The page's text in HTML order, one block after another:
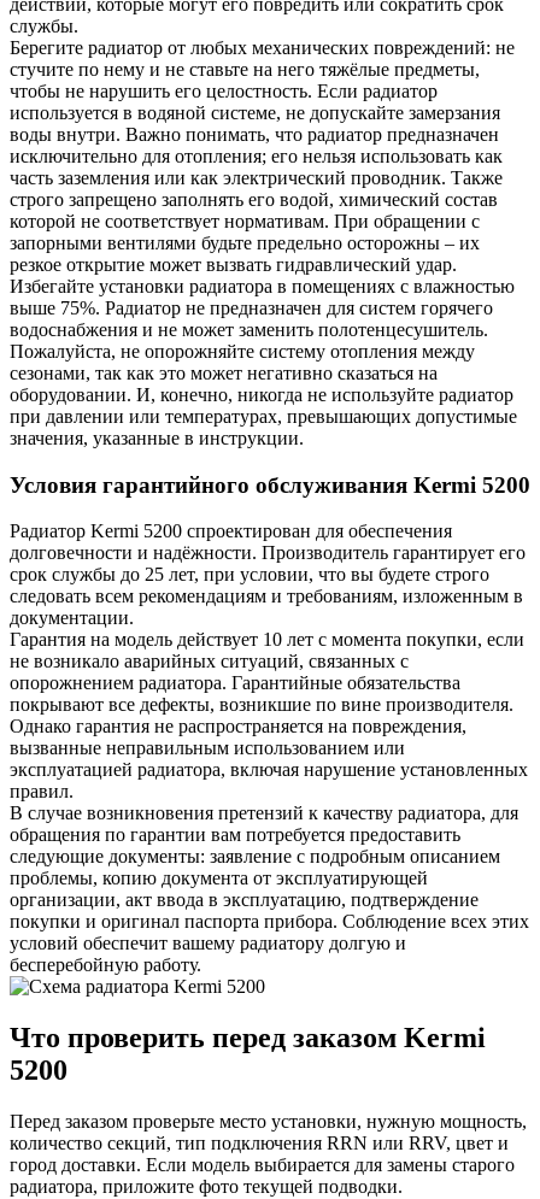
действий, которые могут его повредить или сократить срок
службы.
Берегите радиатор от любых механических повреждений: не
стучите по нему и не ставьте на него тяжёлые предметы,
чтобы не нарушить его целостность. Если радиатор
используется в водяной системе, не допускайте замерзания
воды внутри. Важно понимать, что радиатор предназначен
исключительно для отопления; его нельзя использовать как
часть заземления или как электрический проводник. Также
строго запрещено заполнять его водой, химический состав
которой не соответствует нормативам. При обращении с
запорными вентилями будьте предельно осторожны – их
резкое открытие может вызвать гидравлический удар.
Избегайте установки радиатора в помещениях с влажностью
выше 75%. Радиатор не предназначен для систем горячего
водоснабжения и не может заменить полотенцесушитель.
Пожалуйста, не опорожняйте систему отопления между
сезонами, так как это может негативно сказаться на
оборудовании. И, конечно, никогда не используйте радиатор
при давлении или температурах, превышающих допустимые
значения, указанные в инструкции.
Условия гарантийного обслуживания Kermi 5200
Радиатор Kermi 5200 спроектирован для обеспечения
долговечности и надёжности. Производитель гарантирует его
срок службы до 25 лет, при условии, что вы будете строго
следовать всем рекомендациям и требованиям, изложенным в
документации.
Гарантия на модель действует 10 лет с момента покупки, если
не возникало аварийных ситуаций, связанных с
опорожнением радиатора. Гарантийные обязательства
покрывают все дефекты, возникшие по вине производителя.
Однако гарантия не распространяется на повреждения,
вызванные неправильным использованием или
эксплуатацией радиатора, включая нарушение установленных
правил.
В случае возникновения претензий к качеству радиатора, для
обращения по гарантии вам потребуется предоставить
следующие документы: заявление с подробным описанием
проблемы, копию документа от эксплуатирующей
организации, акт ввода в эксплуатацию, подтверждение
покупки и оригинал паспорта прибора. Соблюдение всех этих
условий обеспечит вашему радиатору долгую и
бесперебойную работу.
Что проверить перед заказом Kermi
5200
Перед заказом проверьте место установки, нужную мощность,
количество секций, тип подключения RRN или RRV, цвет и
город доставки. Если модель выбирается для замены старого
радиатора, приложите фото текущей подводки.